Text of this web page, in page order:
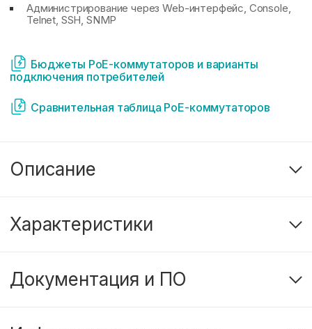
Администрирование через Web-интерфейс, Console,
Telnet, SSH, SNMP
Бюджеты PoE-коммутаторов и варианты
подключения потребителей
Сравнительная таблица PoE-коммутаторов
Описание
Характеристики
Документация и ПО